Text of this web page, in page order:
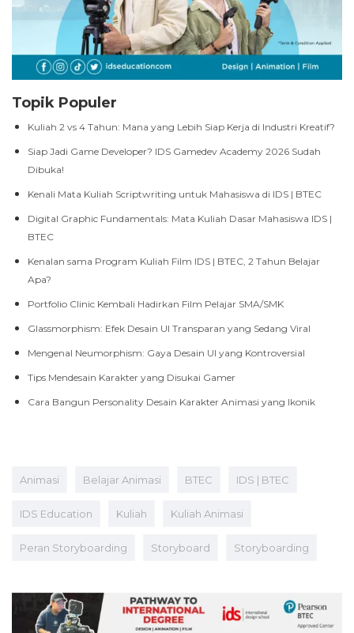
Topik Populer
Kuliah 2 vs 4 Tahun: Mana yang Lebih Siap Kerja di Industri Kreatif?
Siap Jadi Game Developer? IDS Gamedev Academy 2026 Sudah
Dibuka!
Kenali Mata Kuliah Scriptwriting untuk Mahasiswa di IDS | BTEC
Digital Graphic Fundamentals: Mata Kuliah Dasar Mahasiswa IDS |
BTEC
Kenalan sama Program Kuliah Film IDS | BTEC, 2 Tahun Belajar
Apa?
Portfolio Clinic Kembali Hadirkan Film Pelajar SMA/SMK
Glassmorphism: Efek Desain UI Transparan yang Sedang Viral
Mengenal Neumorphism: Gaya Desain UI yang Kontroversial
Tips Mendesain Karakter yang Disukai Gamer
Cara Bangun Personality Desain Karakter Animasi yang Ikonik
Animasi Belajar Animasi BTEC IDS | BTEC
IDS Education Kuliah Kuliah Animasi
Peran Storyboarding Storyboard Storyboarding